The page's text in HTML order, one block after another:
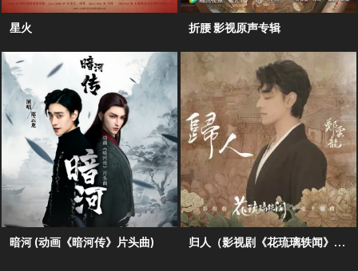
星火 折腰 影视原声专辑
暗河 (动画《暗河传》片头曲) 归人（影视剧《花琉璃轶闻》挚爱主题曲）